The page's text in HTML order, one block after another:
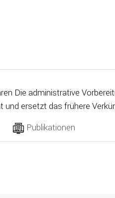
zur
Publikationen